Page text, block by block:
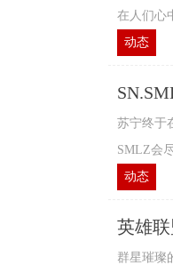
在人们心
动态
苏宁终于
SMLZ会
动态
英雄
群星璀璨